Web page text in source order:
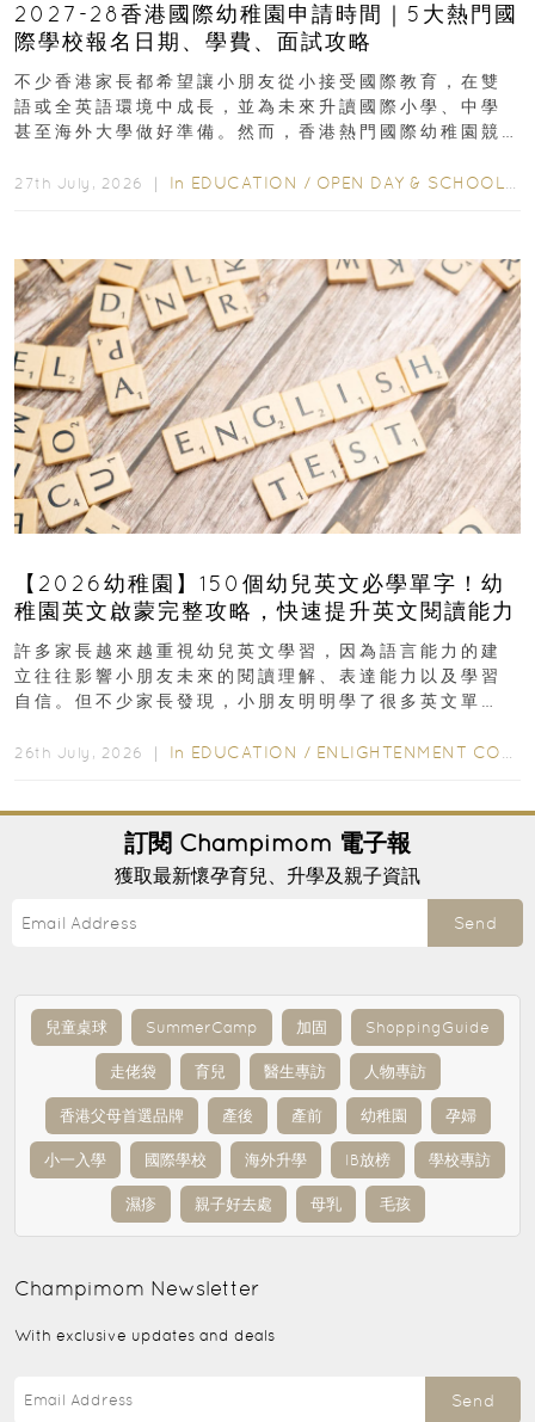
2027-28香港國際幼稚園申請時間｜5大熱門國
際學校報名日期、學費、面試攻略
不少香港家長都希望讓小朋友從小接受國際教育，在雙
語或全英語環境中成長，並為未來升讀國際小學、中學
甚至海外大學做好準備。然而，香港熱門國際幼稚園競
27th July, 2026 ｜ In EDUCATION / OPEN DAY & SCHOOL EVENTS
【2026幼稚園】150個幼兒英文必學單字！幼
稚園英文啟蒙完整攻略，快速提升英文閱讀能力
許多家長越來越重視幼兒英文學習，因為語言能力的建
立往往影響小朋友未來的閱讀理解、表達能力以及學習
自信。但不少家長發現，小朋友明明學了很多英文單
26th July, 2026 ｜ In EDUCATION / ENLIGHTENMENT CORNER
訂閱 Champimom 電子報
獲取最新懷孕育兒、升學及親子資訊
Send
兒童桌球 SummerCamp 加固 ShoppingGuide
走佬袋 育兒 醫生專訪 人物專訪
香港父母首選品牌 產後 產前 幼稚園 孕婦
小一入學 國際學校 海外升學 IB放榜 學校專訪
濕疹 親子好去處 母乳 毛孩
Champimom Newsletter
With exclusive updates and deals
Send